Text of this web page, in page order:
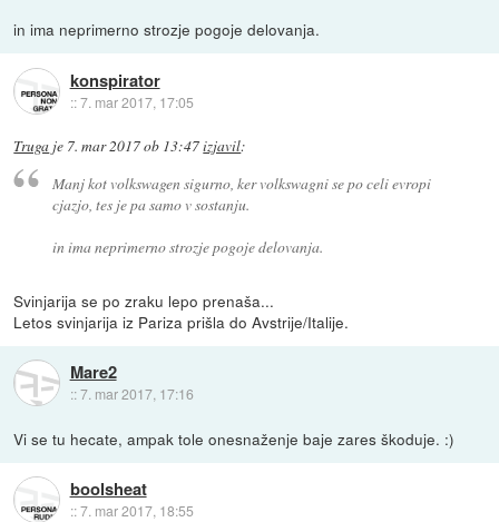
in ima neprimerno strozje pogoje delovanja.
konspirator
::7. mar 2017, 17:05
Truga je 7. mar 2017 ob 13:47izjavil:
Manj kot volkswagen sigurno, ker volkswagni se po celi evropi
cjazjo, tes je pa samo v sostanju.
in ima neprimerno strozje pogoje delovanja.
Svinjarija se po zraku lepo prenaša...
Letos svinjarija iz Pariza prišla do Avstrije/Italije.
Mare2
::7. mar 2017, 17:16
Vi se tu hecate, ampak tole onesnaženje baje zares škoduje. :)
boolsheat
::7. mar 2017, 18:55